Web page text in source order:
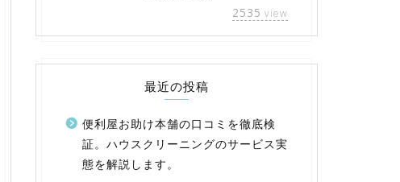
2535 view
最近の投稿
便利屋お助け本舗の口コミを徹底検
証。ハウスクリーニングのサービス実
態を解説します。